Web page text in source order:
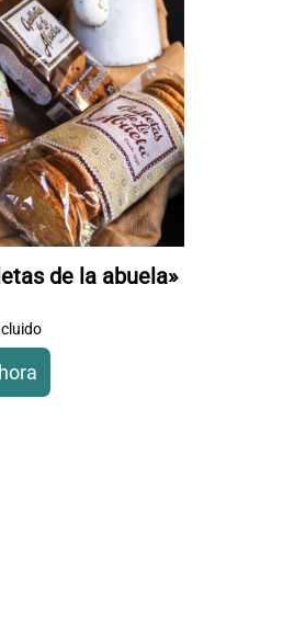
hasta 39
de la abuela»